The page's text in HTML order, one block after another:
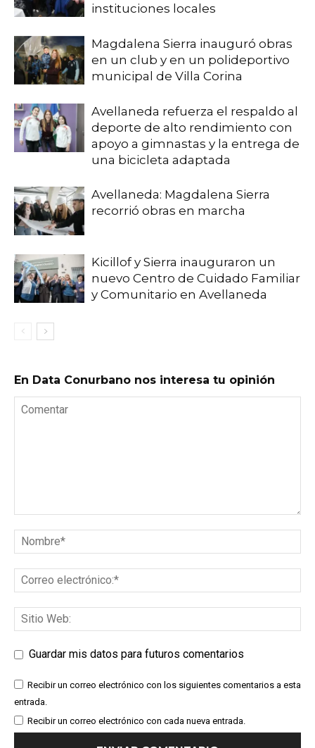
instituciones locales
Magdalena Sierra inauguró obras
en un club y en un polideportivo
municipal de Villa Corina
Avellaneda refuerza el respaldo al
deporte de alto rendimiento con
apoyo a gimnastas y la entrega de
una bicicleta adaptada
Avellaneda: Magdalena Sierra
recorrió obras en marcha
Kicillof y Sierra inauguraron un
nuevo Centro de Cuidado Familiar
y Comunitario en Avellaneda
En Data Conurbano nos interesa tu opinión
Guardar mis datos para futuros comentarios
Recibir un correo electrónico con los siguientes comentarios a esta
entrada.
Recibir un correo electrónico con cada nueva entrada.